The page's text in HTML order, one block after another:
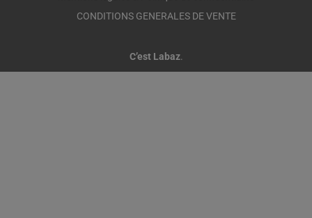
CONDITIONS GENERALES DE VENTE
C’est Labaz.